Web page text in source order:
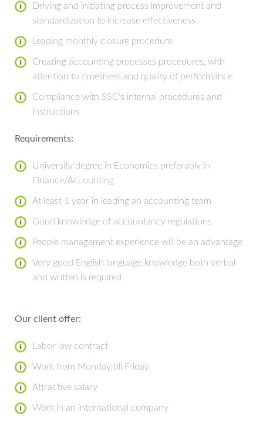
Driving and initiating process improvement and
standardization to increase effectiveness
Leading monthly closure procedure
Creating accounting processes procedures, with
attention to timeliness and quality of performance
Compliance with SSC's internal procedures and
instructions
Requirements:
University degree in Economics preferably in
Finance/Accounting
At least 1 year in leading an accounting team
Good knowledge of accountancy regulations
People management experience will be an advantage
Very good English language knowledge both verbal
and written is required
Our client offer:
Labor law contract
Work from Monday till Friday
Attractive salary
Work in an international company